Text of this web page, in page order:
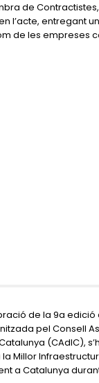
de
l’acte, entregant
de les empreses
de la 9a edició
pel Consell
(CAdIC),
Millor
a Catalunya